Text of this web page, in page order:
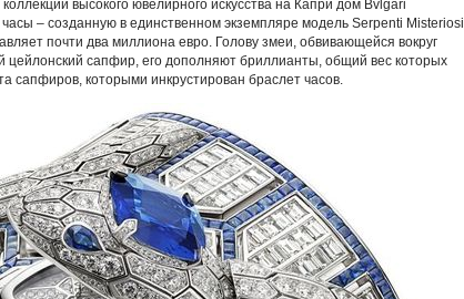
высокого ювелирного искусства на Капри дом Bvlgari
– созданную в единственном экземпляре модель Serpenti Misteriosi
почти два миллиона евро. Голову змеи, обвивающейся вокруг
цейлонский сапфир, его дополняют бриллианты, общий вес которых
сапфиров, которыми инкрустирован браслет часов.